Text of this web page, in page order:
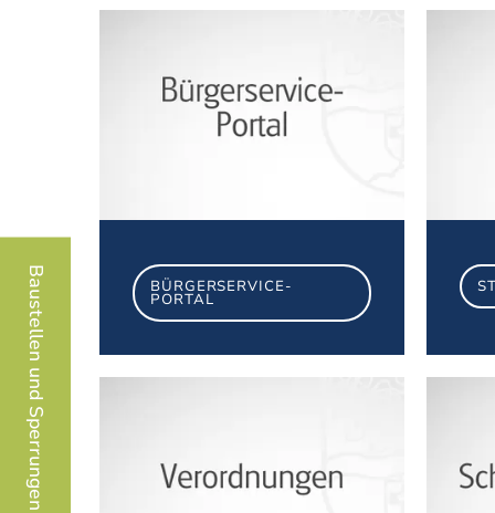
Baustellen und Sperrungen BÜRGERSERVICE-
PORTAL